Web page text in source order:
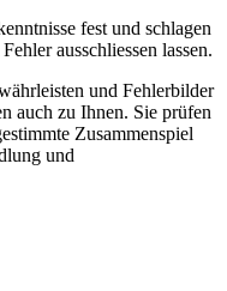
fest und schlagen
ausschliessen lassen.
und Fehlerbilder
auch zu Ihnen. Sie prüfen
Zusammenspiel
und